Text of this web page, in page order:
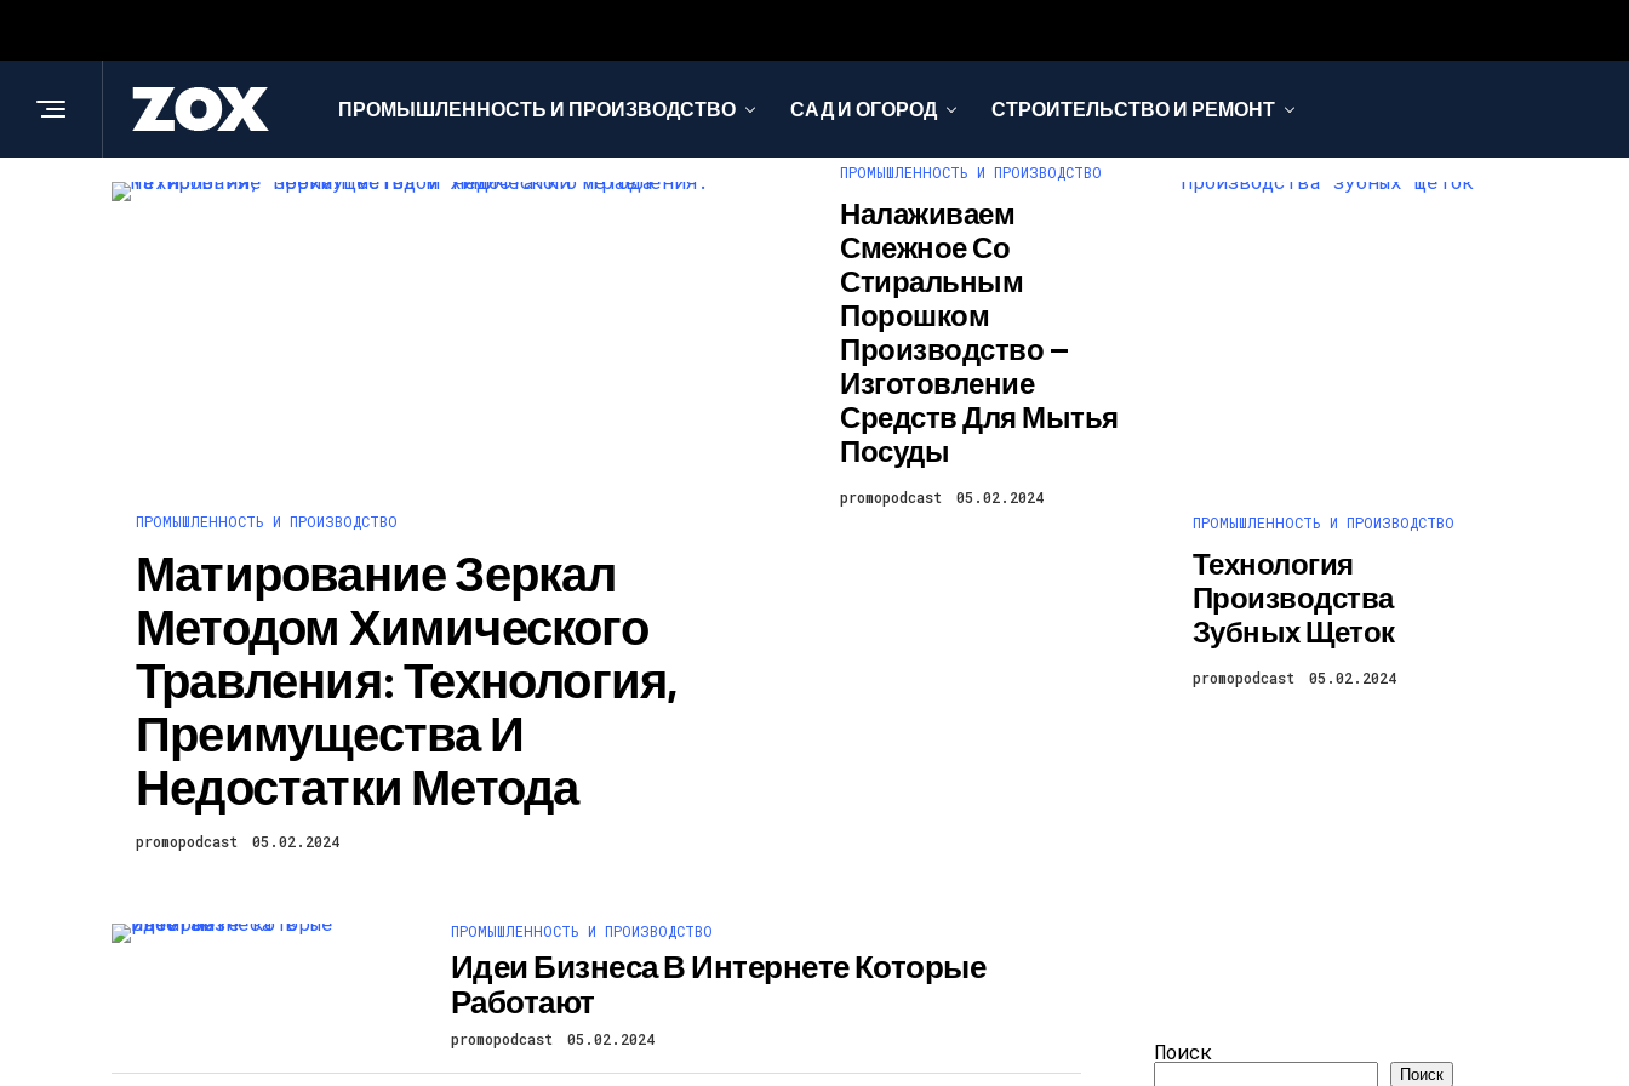
ПРОМЫШЛЕННОСТЬ И ПРОИЗВОДСТВО САД И ОГОРОД СТРОИТЕЛЬСТВО И РЕМОНТ
ПРОМЫШЛЕННОСТЬ И ПРОИЗВОДСТВО
Матирование Зеркал
Методом Химического
Травления: Технология,
Преимущества И
Недостатки Метода
promopodcast 05.02.2024
ПРОМЫШЛЕННОСТЬ И ПРОИЗВОДСТВО
Налаживаем
Смежное Со
Стиральным
Порошком
Производство —
Изготовление
Средств Для Мытья
Посуды
promopodcast
05.02.2024
ПРОМЫШЛЕННОСТЬ И ПРОИЗВОДСТВО
Технология
Производства
Зубных Щеток
promopodcast 05.02.2024
ПРОМЫШЛЕННОСТЬ И ПРОИЗВОДСТВО
Идеи Бизнеса В Интернете Которые
Работают
promopodcast 05.02.2024 Поиск
Поиск